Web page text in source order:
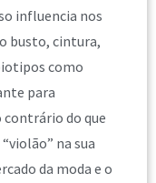
influencia nos
busto, cintura,
como
para
contrário do que
na sua
da moda e o